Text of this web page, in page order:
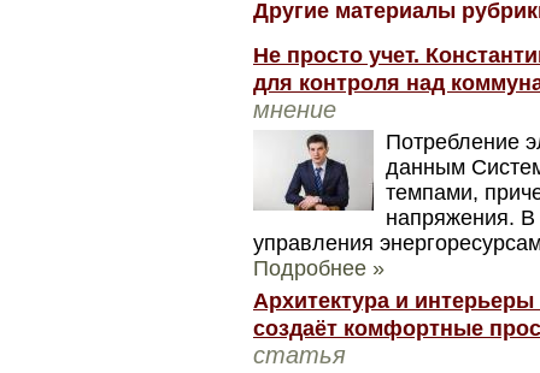
Другие материалы
Не просто учет.
для контроля над
мнение
Потребление
данным
темпами,
напряжения. В
управления
Подробнее »
Архитектура и
создаёт комфортные
статья